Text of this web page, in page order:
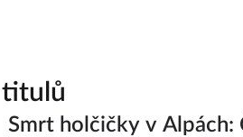
titulů
Smrt holčičky v Alpách: